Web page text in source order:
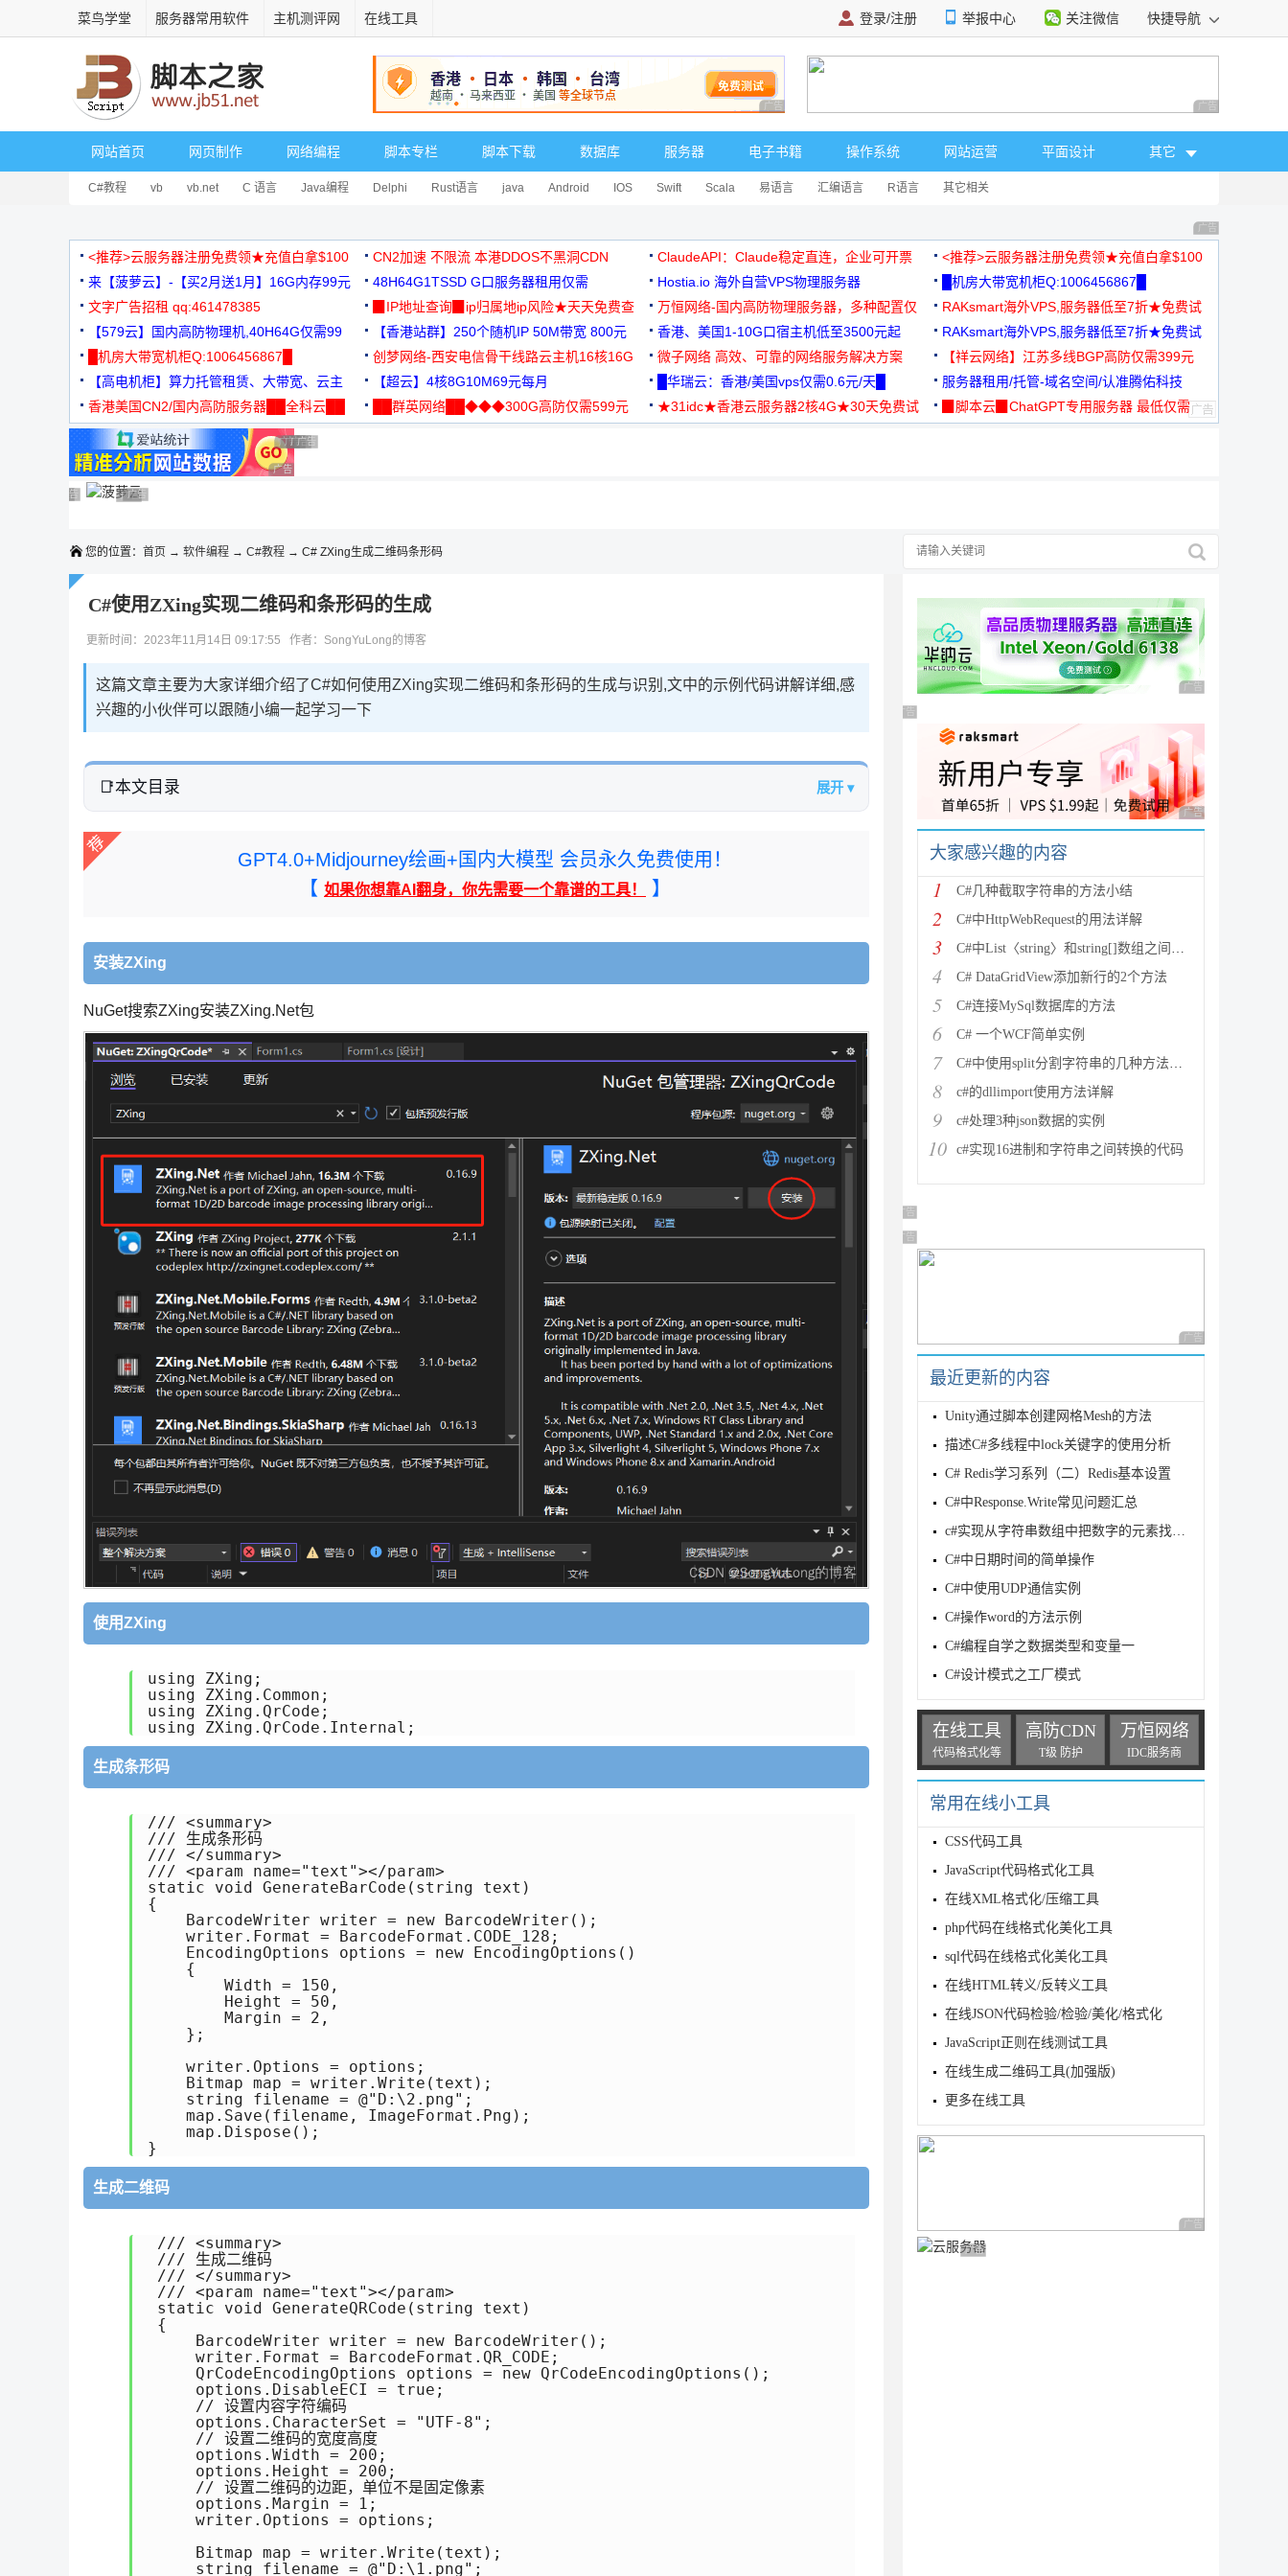
菜鸟学堂 服务器常用软件 主机测评网 在线工具 登录/注册 举报中心 关注微信 快捷导航
广告 商业广告，理性选择 广告 商业广告，理
网站首页 网页制作 网络编程 脚本专栏 脚本下载 数据库 服务器 电子书籍 操作系统 网站运营 平面设计 其它
C#教程 vb vb.net C 语言 Java编程 Delphi Rust语言 java Android IOS Swift Scala 易语言 汇编语言 R语言 其它相关
广告 商业广告，理
<推荐>云服务器注册免费领★充值白拿$100 CN2加速 不限流 本港DDOS不黑洞CDN ClaudeAPI：Claude稳定直连，企业可开票
<推荐>云服务器注册免费领★充值白拿$100
来【菠萝云】-【买2月送1月】16G内存99元
48H64G1TSSD G口服务器租用仅需
3000+可免费测试
Hostia.io 海外自营VPS物理服务器
█机房大带宽机柜Q:1006456867█
文字广告招租 qq:461478385
▉IP地址查询▉ip归属地ip风险★天天免费查
万恒网络-国内高防物理服务器，多种配置仅
99元/月起
RAKsmart海外VPS,服务器低至7折★免费试
用★
【579云】国内高防物理机,40H64G仅需99
元
【香港站群】250个随机IP 50M带宽 800元 香港、美国1-10G口宿主机低至3500元起
RAKsmart海外VPS,服务器低至7折★免费试
用★
█机房大带宽机柜Q:1006456867█
创梦网络-西安电信骨干线路云主机16核16G
88元/月
微子网络 高效、可靠的网络服务解决方案
【祥云网络】江苏多线BGP高防仅需399元
【高电机柜】算力托管租赁、大带宽、云主
机
【超云】4核8G10M69元每月 █华瑞云：香港/美国vps仅需0.6元/天█
服务器租用/托管-域名空间/认准腾佑科技
香港美国CN2/国内高防服务器██全科云██
██群英网络██◆◆◆300G高防仅需599元
★31idc★香港云服务器2核4G★30天免费试
▉脚本云▉ChatGPT专用服务器 最低仅需
广告 商业广告，理性选择
广告 商业广告，理性选择
广告 商业广告，理性选择
广告 商业广告，理性选择
广告 商业广告，理性选择
广告 商业广告，理性选择
广告 商业广告，理性选择
广告 商业广告，理性选择广告 商业广告，理性选择
广告 商业广告，理性选择
您的位置： 首页 → 软件编程 → C#教程 → C# ZXing生成二维码条形码
C#使用ZXing实现二维码和条形码的生成
更新时间：2023年11月14日 09:17:55 作者：SongYuLong的博客
这篇文章主要为大家详细介绍了C#如何使用ZXing实现二维码和条形码的生成与识别,文中的示例代码讲解详细,感
兴趣的小伙伴可以跟随小编一起学习一下
本文目录 展开 ▾
GPT4.0+Midjourney绘画+国内大模型 会员永久免费使用！
【 如果你想靠AI翻身，你先需要一个靠谱的工具！ 】
安装ZXing
NuGet搜索ZXing安装ZXing.Net包
使用ZXing
using ZXing;
using ZXing.Common;
using ZXing.QrCode;
using ZXing.QrCode.Internal;
生成条形码
/// <summary>
/// 生成条形码
/// </summary>
/// <param name="text"></param>
static void GenerateBarCode(string text)
{
    BarcodeWriter writer = new BarcodeWriter();
    writer.Format = BarcodeFormat.CODE_128;
    EncodingOptions options = new EncodingOptions()
    {
        Width = 150,
        Height = 50,
        Margin = 2,
    };
    writer.Options = options;
    Bitmap map = writer.Write(text);
    string filename = @"D:\2.png";
    map.Save(filename, ImageFormat.Png);
    map.Dispose();
生成二维码
/// <summary>
/// 生成二维码
/// </summary>
/// <param name="text"></param>
static void GenerateQRCode(string text)
{
     BarcodeWriter writer = new BarcodeWriter();
     writer.Format = BarcodeFormat.QR_CODE;
     QrCodeEncodingOptions options = new QrCodeEncodingOptions();
     options.DisableECI = true;
     // 设置内容字符编码
     options.CharacterSet = "UTF-8";
     // 设置二维码的宽度高度
     options.Width = 200;
     options.Height = 200;
     // 设置二维码的边距，单位不是固定像素
     options.Margin = 1;
     writer.Options = options;
     Bitmap map = writer.Write(text);
     string filename = @"D:\1.png";
广告 商业广告，理性
广告 商业广告，理性选择
广告 商业广告，理性
大家感兴趣的内容
1 C#几种截取字符串的方法小结
2 C#中HttpWebRequest的用法详解
3 C#中List〈string〉和string[]数组之间的相
4 C# DataGridView添加新行的2个方法
5 C#连接MySql数据库的方法
6 C# 一个WCF简单实例
7 C#中使用split分割字符串的几种方法小结
8 c#的dllimport使用方法详解
9 c#处理3种json数据的实例
10 c#实现16进制和字符串之间转换的代码
广告 商业广告，理性选择
广告 商业广告，理性选择
广告 商业广告，理性
最近更新的内容
Unity通过脚本创建网格Mesh的方法
描述C#多线程中lock关键字的使用分析
C# Redis学习系列（二）Redis基本设置
C#中Response.Write常见问题汇总
c#实现从字符串数组中把数字的元素找出来
C#中日期时间的简单操作
C#中使用UDP通信实例
C#操作word的方法示例
C#编程自学之数据类型和变量一
C#设计模式之工厂模式
在线工具
代码格式化等
高防CDN
T级 防护
万恒网络
IDC服务商
常用在线小工具
CSS代码工具
JavaScript代码格式化工具
在线XML格式化/压缩工具
php代码在线格式化美化工具
sql代码在线格式化美化工具
在线HTML转义/反转义工具
在线JSON代码检验/检验/美化/格式化
JavaScript正则在线测试工具
在线生成二维码工具(加强版)
更多在线工具
广告 商业广告，理性
广告 商业广告，理性选择